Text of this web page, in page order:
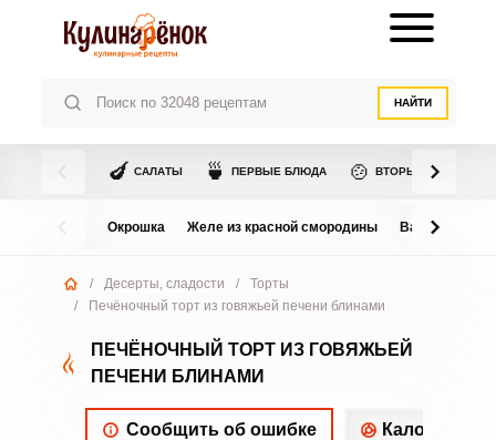
НАЙТИ
🍆 САЛАТЫ 🍵 ПЕРВЫЕ БЛЮДА 🍲 ВТОРЫЕ БЛЮДА
Окрошка Желе из красной смородины Варенье из
/ Десерты, сладости /
Торты
/
Печёночный торт из говяжьей печени блинами
ПЕЧЁНОЧНЫЙ ТОРТ ИЗ ГОВЯЖЬЕЙ
ПЕЧЕНИ БЛИНАМИ
Сообщить об ошибке